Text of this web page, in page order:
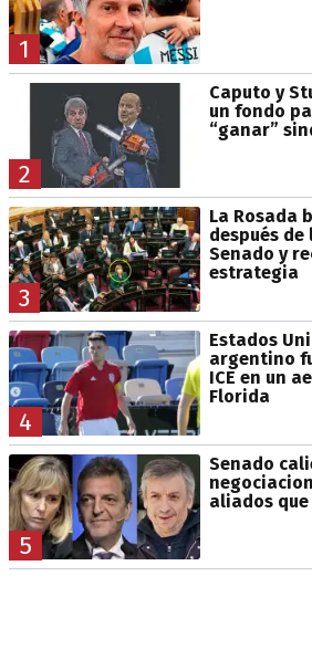
1
2
Caputo y
un fondo
“ganar”
3
La Rosada
después
Senado y
estrategia
4
Estados
argentino
ICE en un
Florida
5
Senado
aliados